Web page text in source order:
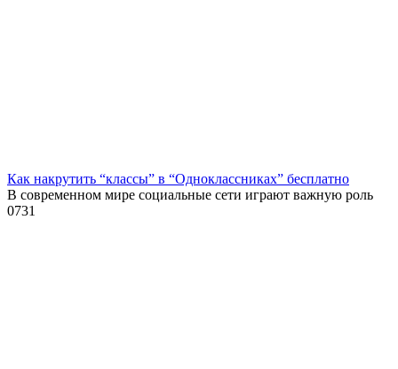
Как накрутить “классы” в “Одноклассниках” бесплатно
В современном мире социальные сети играют важную роль
0731